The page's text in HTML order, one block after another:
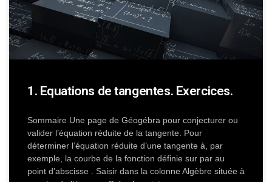
1. Equations de tangentes. Exercices.
Sommaire Une page de Géogébra pour conjecturer ou
valider l’équation réduite de la tangente. Pour
déterminer l’équation réduite d’une tangente à, par
exemple, la courbe de la fonction définie sur par au
point d’abscisse . Saisir dans la colonne Algèbre située à